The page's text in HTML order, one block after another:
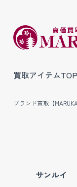
買取アイテムTOP
ブランド買取【
サンルイ